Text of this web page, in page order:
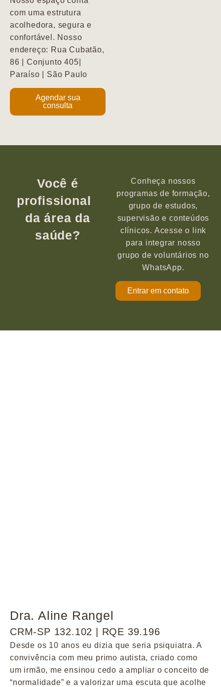
com uma estrutura
acolhedora, segura e
confortável. Nosso
endereço: Rua Cubatão,
86 | Conjunto 405|
Paraíso | São Paulo
Agendar sua
consulta
Você é
profissional
da área da
saúde?
Conheça nossos
programas de formação,
grupo de estudos,
supervisão e conteúdos
clínicos. Acesse o link
para integrar nosso
grupo de voluntários no
WhatsApp.
Entrar em contato
Dra. Aline Rangel
CRM-SP 132.102 | RQE 39.196
Desde os 10 anos eu dizia que seria psiquiatra. A
convivência com meu primo autista, criado como
um irmão, me ensinou cedo a ampliar o conceito de
“normalidade” e a valorizar uma escuta que acolhe